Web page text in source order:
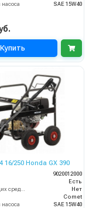
насоса
SAE 15W40
Купить
16/250 Honda GX 390
9020012000
Есть
Нет
Comet
насоса
SAE 15W40